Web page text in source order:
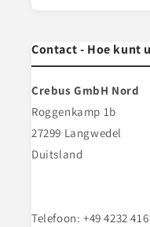
Contact - Hoe kunt
Crebus GmbH Nord
Roggenkamp 1b
27299 Langwedel
Duitsland
Telefoon: +49 4232